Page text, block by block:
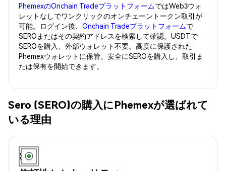
PhemexのOnchain TradeプラットフォームではWeb3ウォ
レットなしでワンクリックのオンチェーントークン取引が
可能。ログイン後、 Onchain Tradeプラットフォームで
SEROまたはその契約アドレスを検索して確認。USDTで
SEROを購入、外部ウォレット不要。高度に保護された
Phemexウォレットに保管。安全にSEROを購入し、取引ま
たは保有を開始できます。
Sero (SERO)の購入にPhemexが選ばれて
いる理由